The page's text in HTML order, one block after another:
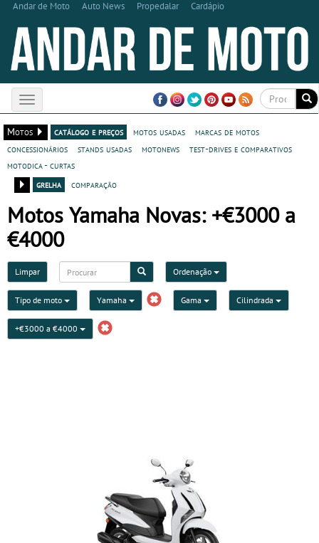
Andar de Moto Auto News Propedalar Cardápio
Toggle
navigation
Motos
catálogo e preços motos usadas
marcas de motos
concessionários
stands usadas motonews
test-drives e comparativos
motodica - curtas
grelha
comparação
Motos Yamaha Novas: +€3000 a
€4000
Limpar Ordenação
Tipo de moto Yamaha Gama Cilindrada
+€3000 a €4000